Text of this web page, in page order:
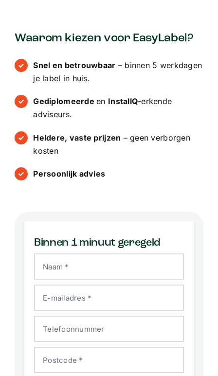
Waarom kiezen voor EasyLabel?
Snel en betrouwbaar – binnen 5 werkdagen
je label in huis.
Gediplomeerdeen InstallQ-erkende
adviseurs.
Heldere, vaste prijzen – geen verborgen
kosten
Persoonlijk advies
Binnen 1 minuut geregeld
Naam *
E-mailadres *
Telefoonnummer
Postcode *